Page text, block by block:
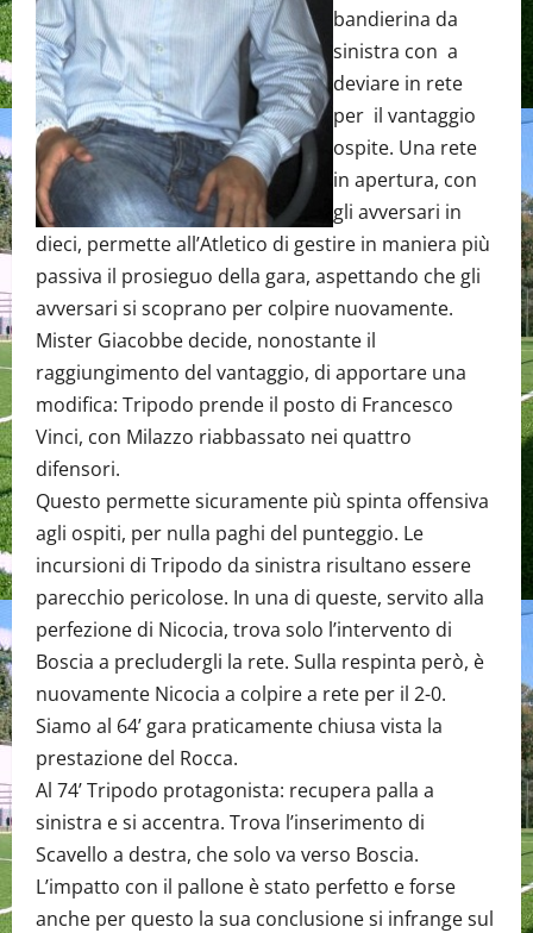
bandierina da
sinistra con a
deviare in rete
per il vantaggio
ospite. Una rete
in apertura, con
gli avversari in
dieci, permette all’Atletico di gestire in maniera più
passiva il prosieguo della gara, aspettando che gli
avversari si scoprano per colpire nuovamente.
Mister Giacobbe decide, nonostante il
raggiungimento del vantaggio, di apportare una
modifica: Tripodo prende il posto di Francesco
Vinci, con Milazzo riabbassato nei quattro
difensori.
Questo permette sicuramente più spinta offensiva
agli ospiti, per nulla paghi del punteggio. Le
incursioni di Tripodo da sinistra risultano essere
parecchio pericolose. In una di queste, servito alla
perfezione di Nicocia, trova solo l’intervento di
Boscia a precludergli la rete. Sulla respinta però, è
nuovamente Nicocia a colpire a rete per il 2-0.
Siamo al 64’ gara praticamente chiusa vista la
prestazione del Rocca.
Al 74’ Tripodo protagonista: recupera palla a
sinistra e si accentra. Trova l’inserimento di
Scavello a destra, che solo va verso Boscia.
L’impatto con il pallone è stato perfetto e forse
anche per questo la sua conclusione si infrange sul